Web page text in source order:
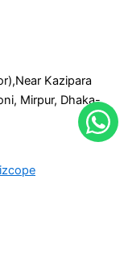
Kazipara
Mirpur, Dhaka-